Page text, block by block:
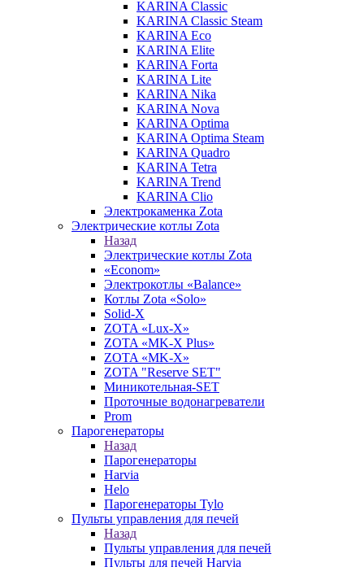
KARINA Classic
KARINA Classic Steam
KARINA Eco
KARINA Elite
KARINA Forta
KARINA Lite
KARINA Nika
KARINA Nova
KARINA Optima
KARINA Optima Steam
KARINA Quadro
KARINA Tetra
KARINA Trend
KARINA Clio
Электрокаменка Zota
Электрические котлы Zota
Назад
Электрические котлы Zota
«Econom»
Электрокотлы «Balance»
Котлы Zota «Solo»
Solid-X
ZOTA «Lux-X»
ZOTA «MK-X Plus»
ZOTA «MK-X»
ZOTA "Reserve SET"
Миникотельная-SET
Проточные водонагреватели
Prom
Парогенераторы
Назад
Парогенераторы
Harvia
Helo
Парогенераторы Tylo
Пульты управления для печей
Назад
Пульты управления для печей
Пульты для печей Harvia